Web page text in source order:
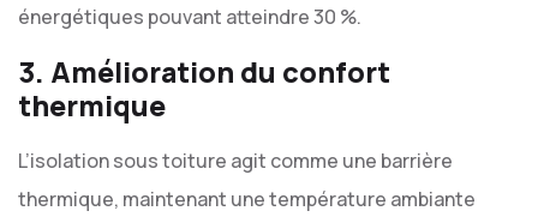
énergétiques pouvant atteindre 30 %.
3. Amélioration du confort
thermique
L’isolation sous toiture agit comme une barrière
thermique, maintenant une température ambiante